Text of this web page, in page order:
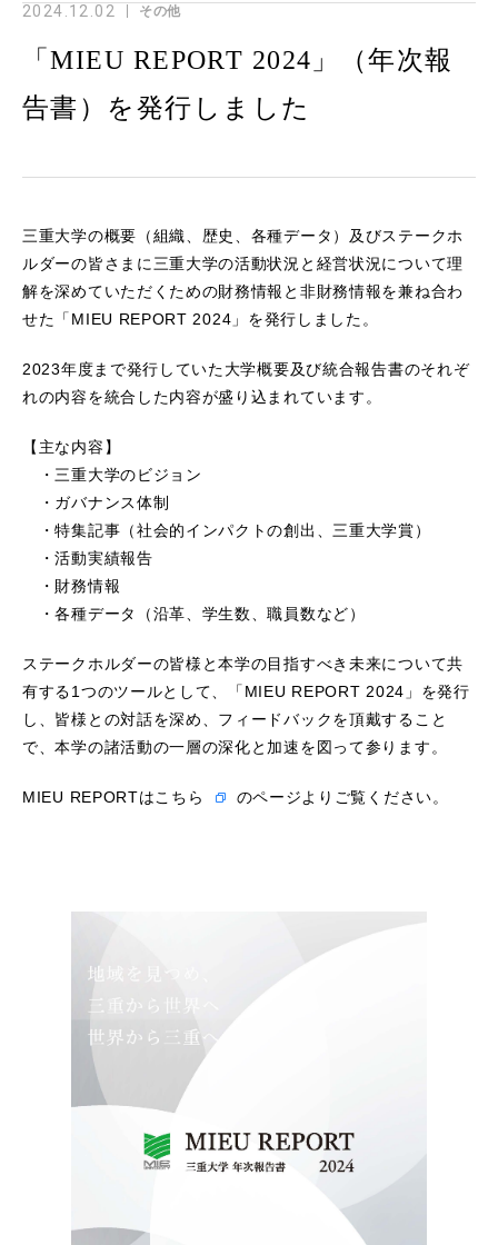
2024.12.02 その他
「MIEU REPORT 2024」（年次報
告書）を発行しました
三重大学の概要（組織、歴史、各種データ）及びステークホ
ルダーの皆さまに三重大学の活動状況と経営状況について理
解を深めていただくための財務情報と非財務情報を兼ね合わ
せた「MIEU REPORT 2024」を発行しました。
2023年度まで発行していた大学概要及び統合報告書のそれぞ
れの内容を統合した内容が盛り込まれています。
【主な内容】
・三重大学のビジョン
・ガバナンス体制
・特集記事（社会的インパクトの創出、三重大学賞）
・活動実績報告
・財務情報
・各種データ（沿革、学生数、職員数など）
ステークホルダーの皆様と本学の目指すべき未来について共
有する1つのツールとして、「MIEU REPORT 2024」を発行
し、皆様との対話を深め、フィードバックを頂戴すること
で、本学の諸活動の一層の深化と加速を図って参ります。
MIEU REPORTはこちら のページよりご覧ください。